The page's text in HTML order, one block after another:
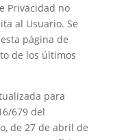
Privacidad no
al Usuario. Se
página de
de los últimos
para
679 del
de 27 de abril de